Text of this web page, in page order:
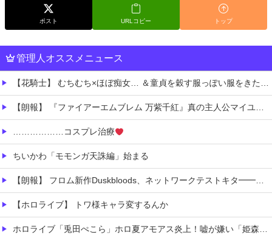
ポスト URLコピー トップ
管理人オススメニュース
【花騎士】 むちむち×ほぼ痴女… ＆童貞を穀す服っぽい服をきたホウオウボクへの反応！！！
【朗報】 『ファイアーエムブレム 万紫千紅』真の主人公マイユニはキャラメイクが可能
………………コスプレ治療
ちいかわ「モモンガ天誅編」始まる
【朗報】 フロム新作Duskbloods、ネットワークテストキタ━━━━(゜∀゜)━━━━!!
【ホロライブ】 トワ様キャラ変するんか
ホロライブ「兎田ぺこら」ホロ夏アモアス炎上！嘘が嫌い「姫森ルーナ」筋を通す「大空スバル」ケモミミリーグにコラボ被せることへ抗議の意思表示か